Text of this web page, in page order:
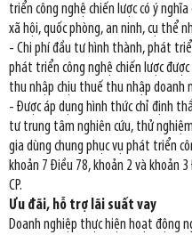
triển công nghệ chiến lược có ý
xã hội, quốc phòng, an ninh, cụ thể
- Chi phí đầu tư hình thành, phát
phát triển công nghệ chiến lược
thu nhập chịu thuế thu nhập doanh
- Được áp dụng hình thức chỉ định
tư trung tâm nghiên cứu, thử
gia dùng chung phục vụ phát triển
khoản 7 Điều 78, khoản 2 và khoản
CP.
Ưu đãi, hỗ trợ lãi suất vay
Doanh nghiệp thực hiện hoạt động